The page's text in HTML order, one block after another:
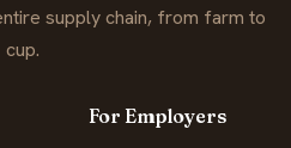
supply chain, from farm to
cup.
For Employers